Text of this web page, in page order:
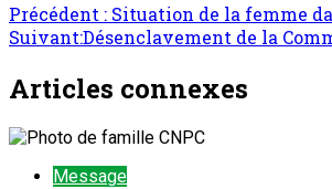
Précédent : Situation de la femme
Suivant:Désenclavement de la
Articles connexes
Message